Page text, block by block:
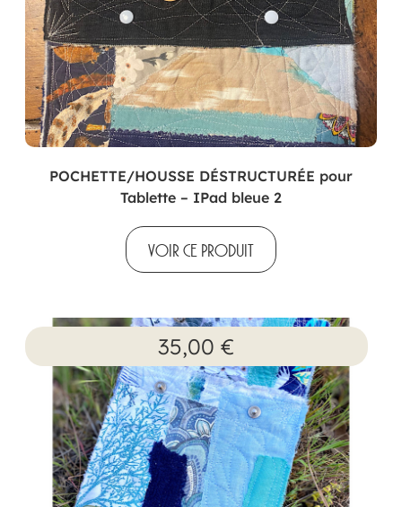
POCHETTE/HOUSSE DÉSTRUCTURÉE pour
Tablette – IPad bleue 2
VOIR CE PRODUIT
35,00 €